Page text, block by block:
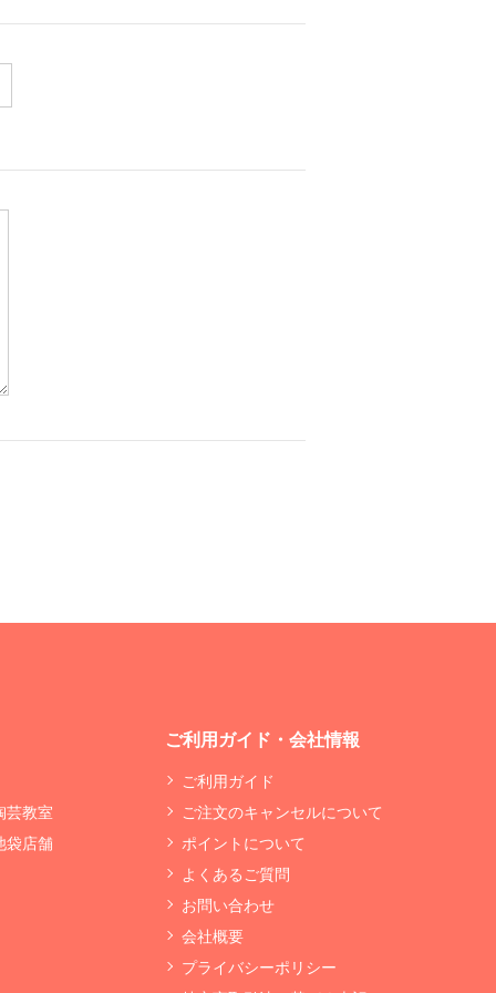
芸教室
袋店舗
ご利用ガイド・会社情報
ご利用ガイド
ご注文のキャンセルについて
ポイントについて
よくあるご質問
お問い合わせ
会社概要
プライバシーポリシー